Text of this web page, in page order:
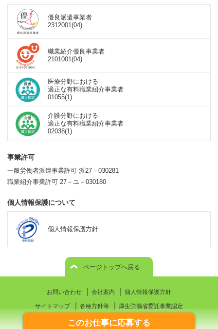
このお仕事に応募する
優良派遣事業者
2312001(04)
職業紹介優良事業者
2101001(04)
医療分野における
適正な有料職業紹介事業者
01055(1)
介護分野における
適正な有料職業紹介事業者
02038(1)
事業許可
一般労働者派遣事業許可 派27－030281
職業紹介事業許可 27－ユ－030180
個人情報保護について
個人情報保護方針
ページトップへ戻る
お問い合わせ 会社案内 個人情報保護方針
サイトマップ 各種方針等 厚生労働省委託事業認定
© WorkStation CO., LTD.